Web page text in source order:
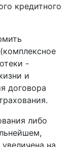
кредитного
-
и
договора
либо